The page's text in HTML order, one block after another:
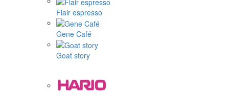
Flair espresso
Gene Café
Goat story